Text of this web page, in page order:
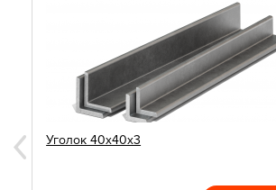
Уголок 40х40х3